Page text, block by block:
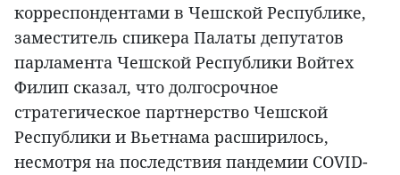
корреспондентами в Чешской Республике,
заместитель спикера Палаты депутатов
парламента Чешской Республики Войтех
Филип сказал, что долгосрочное
стратегическое партнерство Чешской
Республики и Вьетнама расширилось,
несмотря на последствия пандемии COVID-